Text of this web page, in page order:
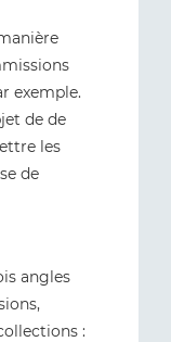
exemple.
de de
les
de
angles
: